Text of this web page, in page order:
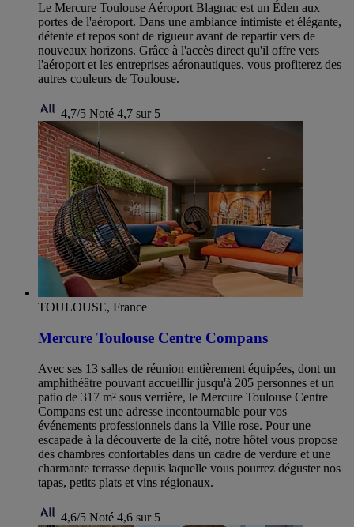
Le Mercure Toulouse Aéroport Blagnac est un Éden aux
portes de l'aéroport. Dans une ambiance intimiste et élégante,
détente et repos sont de rigueur avant de repartir vers de
nouveaux horizons. Grâce à l'accès direct qu'il offre vers
l'aéroport et les entreprises aéronautiques, vous profiterez des
autres couleurs de Toulouse.
4,7/5 Noté 4,7 sur 5
TOULOUSE, France
Mercure Toulouse Centre Compans
Avec ses 13 salles de réunion entièrement équipées, dont un
amphithéâtre pouvant accueillir jusqu'à 205 personnes et un
patio de 317 m² sous verrière, le Mercure Toulouse Centre
Compans est une adresse incontournable pour vos
événements professionnels dans la Ville rose. Pour une
escapade à la découverte de la cité, notre hôtel vous propose
des chambres confortables dans un cadre de verdure et une
charmante terrasse depuis laquelle vous pourrez déguster nos
tapas, petits plats et vins régionaux.
4,6/5 Noté 4,6 sur 5